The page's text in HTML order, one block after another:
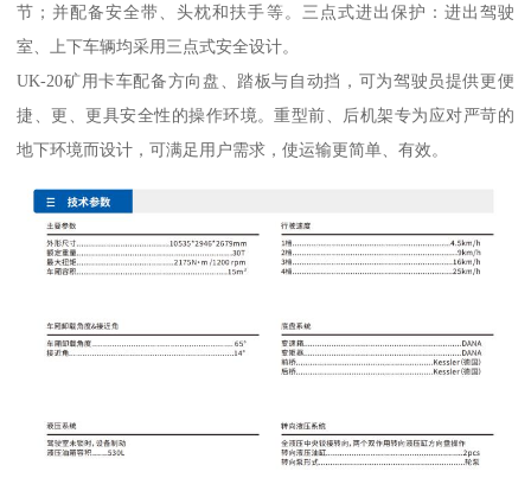
节；并配备安全带、头枕和扶手等。三点式进出保护：进出驾驶
室、上下车辆均采用三点式安全设计。
UK-20矿用卡车配备方向盘、踏板与自动挡，可为驾驶员提供更便
捷、更、更具安全性的操作环境。重型前、后机架专为应对严苛的
地下环境而设计，可满足用户需求，使运输更简单、有效。